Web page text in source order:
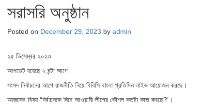
সরাসরি অনুষ্ঠান
Posted on December 29, 2023 by admin
২৫ ডিসেম্বর ২০২৩
আপডেট হয়েছে ২ ঘন্টা আগে
সংসদ নির্বাচনের আগে রাজনীতি নিয়ে বিবিসি বাংলা প্রতিদিন লাইভ আয়োজন করছে।
আজকের বিষয় ‘নির্বাচনকে ঘিরে আওয়ামী লীগের কৌশল কতটা কাজ করছে?’।